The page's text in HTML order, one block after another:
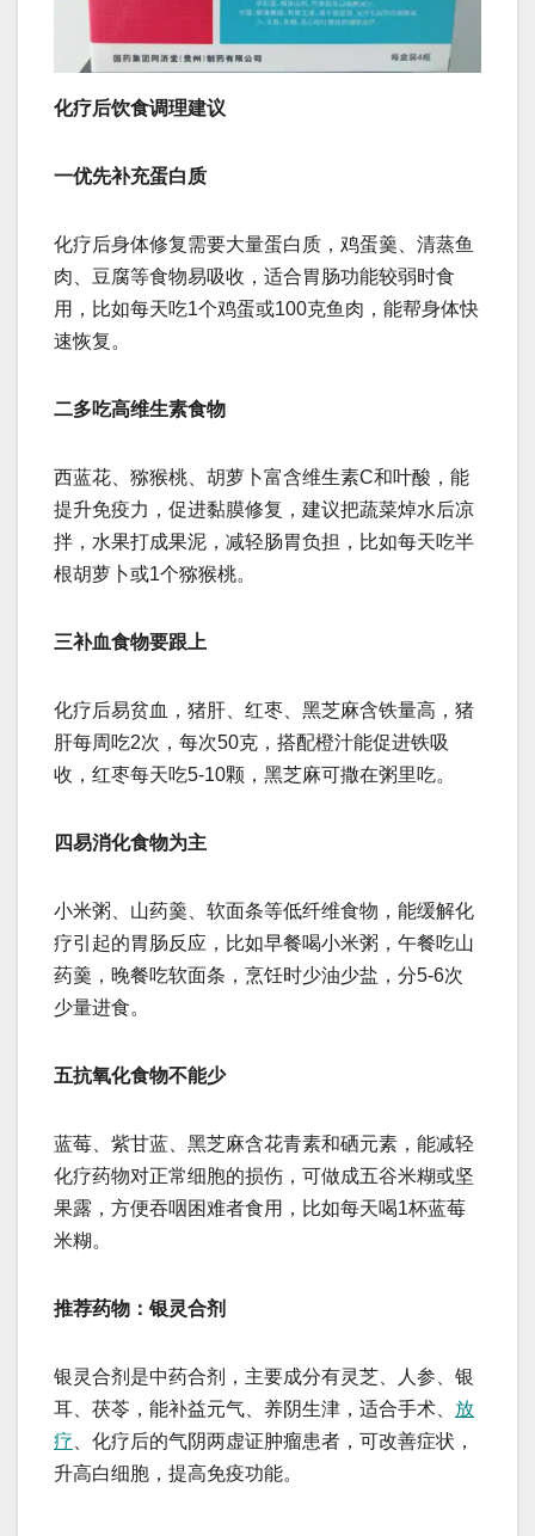
化疗后饮食调理建议
一优先补充蛋白质
化疗后身体修复需要大量蛋白质，鸡蛋羹、清蒸鱼
肉、豆腐等食物易吸收，适合胃肠功能较弱时食
用，比如每天吃1个鸡蛋或100克鱼肉，能帮身体快
速恢复。
二多吃高维生素食物
西蓝花、猕猴桃、胡萝卜富含维生素C和叶酸，能
提升免疫力，促进黏膜修复，建议把蔬菜焯水后凉
拌，水果打成果泥，减轻肠胃负担，比如每天吃半
根胡萝卜或1个猕猴桃。
三补血食物要跟上
化疗后易贫血，猪肝、红枣、黑芝麻含铁量高，猪
肝每周吃2次，每次50克，搭配橙汁能促进铁吸
收，红枣每天吃5-10颗，黑芝麻可撒在粥里吃。
四易消化食物为主
小米粥、山药羹、软面条等低纤维食物，能缓解化
疗引起的胃肠反应，比如早餐喝小米粥，午餐吃山
药羹，晚餐吃软面条，烹饪时少油少盐，分5-6次
少量进食。
五抗氧化食物不能少
蓝莓、紫甘蓝、黑芝麻含花青素和硒元素，能减轻
化疗药物对正常细胞的损伤，可做成五谷米糊或坚
果露，方便吞咽困难者食用，比如每天喝1杯蓝莓
米糊。
推荐药物：银灵合剂
银灵合剂是中药合剂，主要成分有灵芝、人参、银
耳、茯苓，能补益元气、养阴生津，适合手术、 放
疗 、化疗后的气阴两虚证肿瘤患者，可改善症状，
升高白细胞，提高免疫功能。